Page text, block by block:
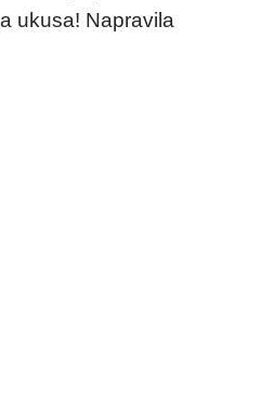
ukusa! Napravila